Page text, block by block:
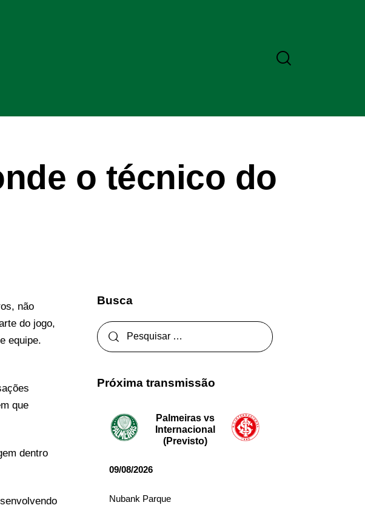
o técnico do
não
do jogo,
equipe.
que
dentro
Busca
Próxima transmissão
Palmeiras vs
Internacional
(Previsto)
09/08/2026
Nubank Parque